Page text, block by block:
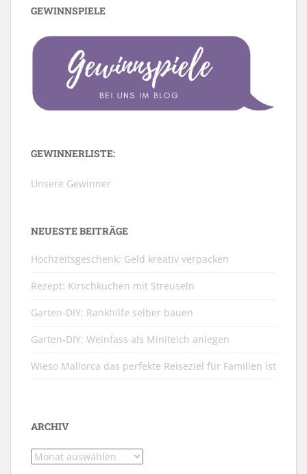
GEWINNSPIELE
GEWINNERLISTE:
Unsere Gewinner
NEUESTE BEITRÄGE
Hochzeitsgeschenk: Geld kreativ verpacken
Rezept: Kirschkuchen mit Streuseln
Garten-DIY: Rankhilfe selber bauen
Garten-DIY: Weinfass als Miniteich anlegen
Wieso Mallorca das perfekte Reiseziel für Familien ist
ARCHIV
Archiv